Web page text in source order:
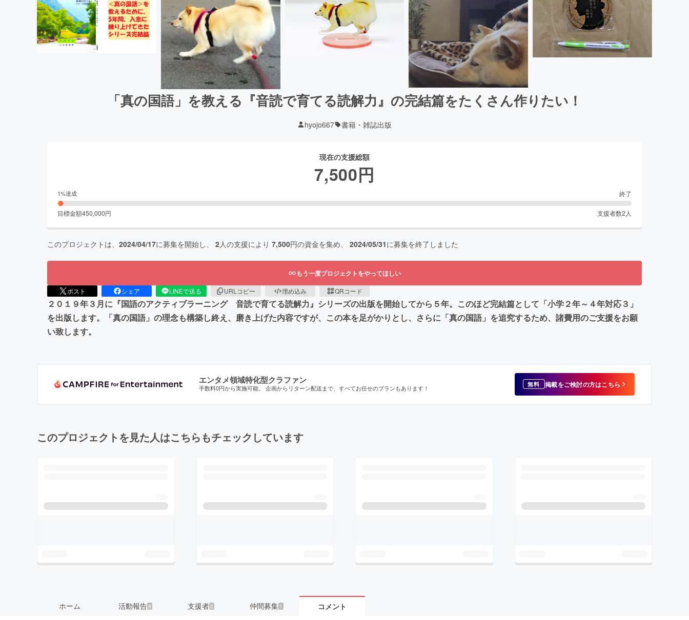
「真の国語」を教える『音読で育てる読解力』の完結篇をたくさん作りたい！
hyojo667 書籍・雑誌出版
現在の支援総額
7,500円
1%達成 終了
目標金額450,000円 支援者数2 人
このプロジェクトは、 2024/04/17に募集を開始し、 2人の支援により 7,500円の資金を集め、 2024/05/31に募集を終了しました
もう一度プロジェクトをやってほしい
ポスト シェア LINEで送る URLコピー 埋め込み QRコード
２０１９年３月に『国語のアクティブラーニング 音読で育てる読解力』シリーズの出版を開始してから５年。このほど完結篇として「小学２年～４年対応３」
を出版します。「真の国語」の理念も構築し終え、磨き上げた内容ですが、この本を足がかりとし、さらに「真の国語」を追究するため、諸費用のご支援をお願
い致します。
エンタメ領域特化型クラファン
手数料0円から実施可能。 企画からリターン配送まで、すべてお任せのプランもあります！ 無料 掲載をご検討の方はこちら
このプロジェクトを見た人はこちらもチェックしています
ホーム 活動報告8 支援者 2 仲間募集 1 コメント